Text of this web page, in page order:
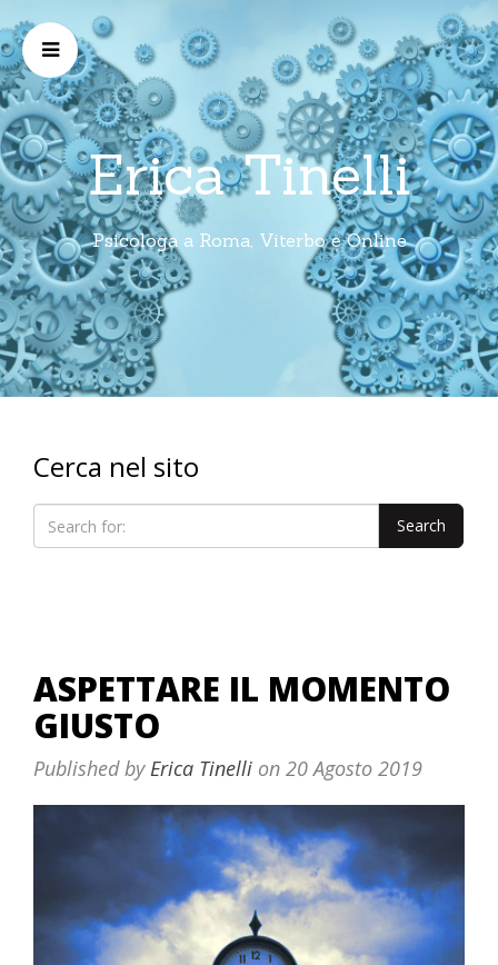
Erica Tinelli
Psicologa a Roma, Viterbo e Online
Cerca nel sito
ASPETTARE IL MOMENTO
GIUSTO
Published byErica Tinelli on 20 Agosto 2019